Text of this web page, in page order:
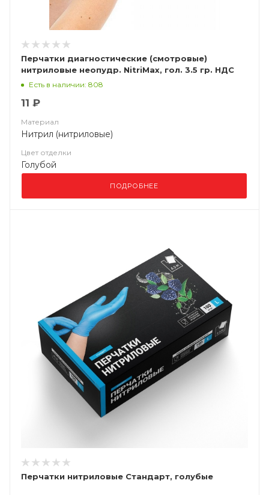
Перчатки диагностические (смотровые)
нитриловые неопудр. NitriMax, гол. 3.5 гр. НДС
(10%)
Есть в наличии: 808
11 ₽
Материал
Нитрил (нитриловые)
Цвет отделки
Голубой
ПОДРОБНЕЕ
Перчатки нитриловые Стандарт, голубые